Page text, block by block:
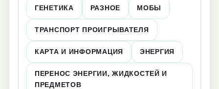
ГЕНЕТИКА РАЗНОЕ МОБЫ
ТРАНСПОРТ ПРОИГРЫВАТЕЛЯ
КАРТА И ИНФОРМАЦИЯ ЭНЕРГИЯ
ПЕРЕНОС ЭНЕРГИИ, ЖИДКОСТЕЙ И
ПРЕДМЕТОВ